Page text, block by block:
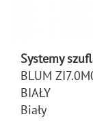
Systemy
BLUM
BIAŁY
Biały